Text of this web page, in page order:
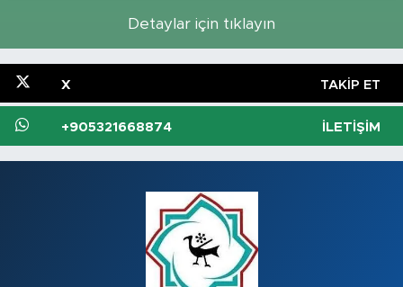
Detaylar için tıklayın
X TAKIP ET
+905321668874 İLETIŞIM